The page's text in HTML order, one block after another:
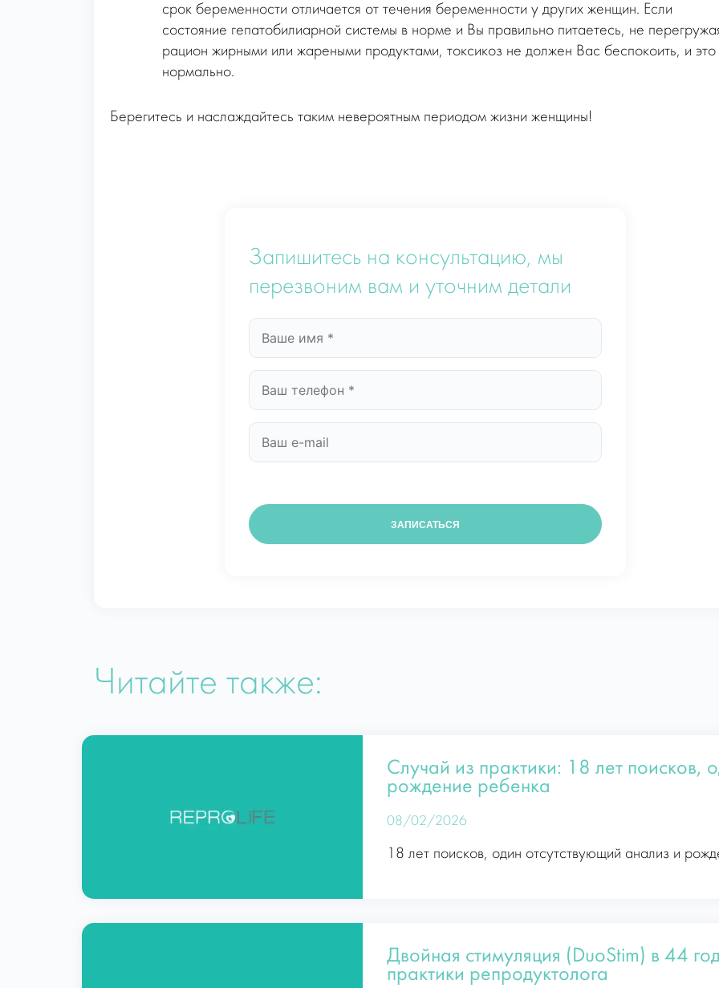
срок беременности отличается от течения беременности у других женщин. Если
состояние гепатобилиарной системы в норме и Вы правильно питаетесь, не
рацион жирными или жареными продуктами, токсикоз не должен Вас беспокоить, и это
нормально.
Берегитесь и наслаждайтесь таким невероятным периодом жизни женщины!
Запишитесь на консультацию, мы
перезвоним вам и уточним детали
Читайте также:
Случай из практики: 18 лет поисков,
рождение ребенка
08/02/2026
18 лет поисков, один отсутствующий анализ и
Двойная стимуляция (DuoStim) в 44
практики репродуктолога